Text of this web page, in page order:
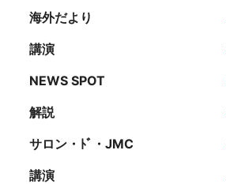
海外だより
講演
NEWS SPOT
解説
サロン・ﾄﾞ・JMC
講演